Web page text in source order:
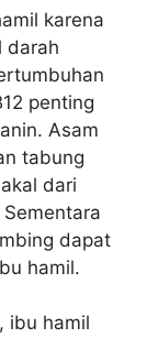
karena
darah
penting
Asam
tabung
dari
dapat
hamil.
ibu hamil